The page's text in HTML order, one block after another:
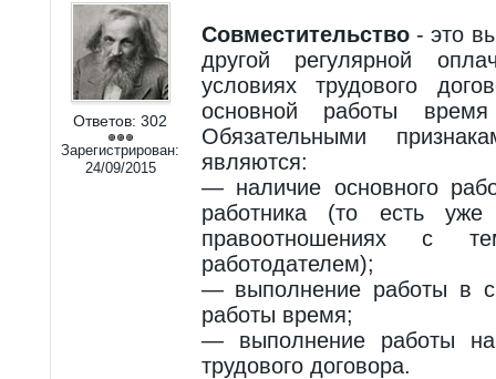
Ответов: 302
Зарегистрирован:
24/09/2015
Совместительство- это
другой регулярной
условиях трудового
основной работы
Обязательными
являются:
— наличие основного
работника (то есть
правоотношениях
работодателем);
— выполнение работы в
работы время;
— выполнение работы на
трудового договора.